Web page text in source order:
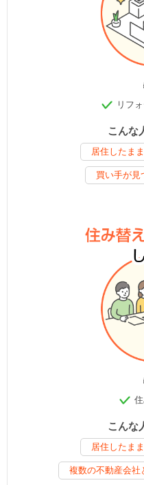
リフ
こんな
居住したま
買い手が見
こんな
居住したま
複数の不動産会社